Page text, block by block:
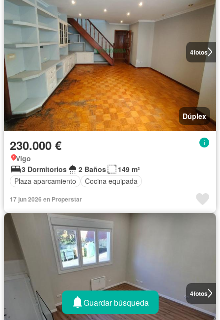
4fotos
Dúplex
230.000 €
Vigo
3 Dormitorios
2 Baños
149 m²
Plaza aparcamiento
Cocina equipada
17 jun 2026 en Properstar
4fotos
Guardar búsqueda